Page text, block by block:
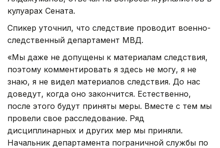
кулуарах Сената.
Спикер уточнил, что следствие проводит военно-
следственный департамент МВД.
«Мы даже не допущены к материалам следствия,
поэтому комментировать я здесь не могу, я не
знаю, я не видел материалов следствия. До нас
доведут, когда оно закончится. Естественно,
после этого будут приняты меры. Вместе с тем мы
провели свое расследование. Ряд
дисциплинарных и других мер мы приняли.
Начальник департамента пограничной службы по